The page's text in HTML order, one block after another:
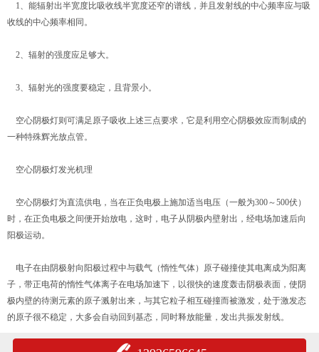
1、能辐射出半宽度比吸收线半宽度还窄的谱线，并且发射线的中心频率应与吸
收线的中心频率相同。
2、辐射的强度应足够大。
3、辐射光的强度要稳定，且背景小。
空心阴极灯则可满足原子吸收上述三点要求，它是利用空心阴极效应而制成的
一种特殊辉光放点管。
空心阴极灯发光机理
空心阴极灯为直流供电，当在正负电极上施加适当电压（一般为300～500伏）
时，在正负电极之间便开始放电，这时，电子从阴极内壁射出，经电场加速后向
阳极运动。
电子在由阴极射向阳极过程中与载气（惰性气体）原子碰撞使其电离成为阳离
子，带正电荷的惰性气体离子在电场加速下，以很快的速度轰击阴极表面，使阴
极内壁的待测元素的原子溅射出来，与其它粒子相互碰撞而被激发，处于激发态
的原子很不稳定，大多会自动回到基态，同时释放能量，发出共振发射线。